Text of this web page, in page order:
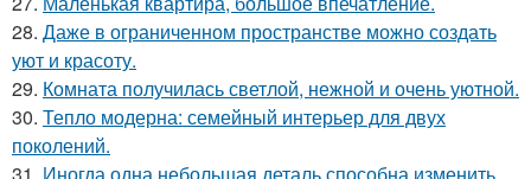
28. Даже в ограниченном пространстве можно создать
уют и красоту.
29. Комната получилась светлой, нежной и очень уютной.
30. Тепло модерна: семейный интерьер для двух
поколений.
31. Иногда одна небольшая деталь способна изменить